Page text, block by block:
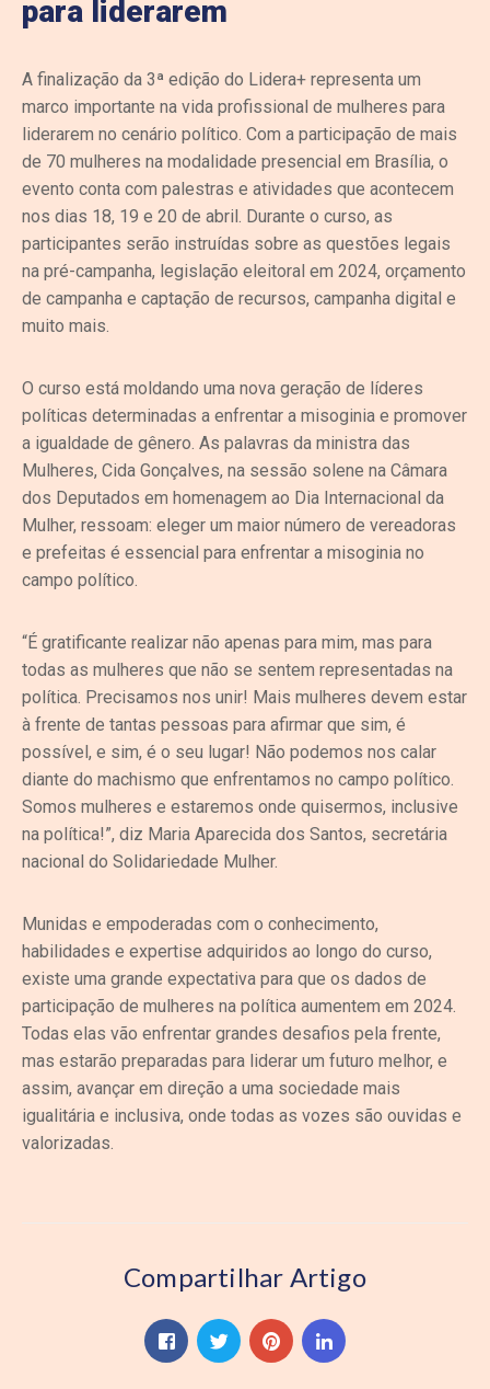
para liderarem
A finalização da 3ª edição do Lidera+ representa um
marco importante na vida profissional de mulheres para
liderarem no cenário político. Com a participação de mais
de 70 mulheres na modalidade presencial em Brasília, o
evento conta com palestras e atividades que acontecem
nos dias 18, 19 e 20 de abril. Durante o curso, as
participantes serão instruídas sobre as questões legais
na pré-campanha, legislação eleitoral em 2024, orçamento
de campanha e captação de recursos, campanha digital e
muito mais.
O curso está moldando uma nova geração de líderes
políticas determinadas a enfrentar a misoginia e promover
a igualdade de gênero. As palavras da ministra das
Mulheres, Cida Gonçalves, na sessão solene na Câmara
dos Deputados em homenagem ao Dia Internacional da
Mulher, ressoam: eleger um maior número de vereadoras
e prefeitas é essencial para enfrentar a misoginia no
campo político.
“É gratificante realizar não apenas para mim, mas para
todas as mulheres que não se sentem representadas na
política. Precisamos nos unir! Mais mulheres devem estar
à frente de tantas pessoas para afirmar que sim, é
possível, e sim, é o seu lugar! Não podemos nos calar
diante do machismo que enfrentamos no campo político.
Somos mulheres e estaremos onde quisermos, inclusive
na política!”, diz Maria Aparecida dos Santos, secretária
nacional do Solidariedade Mulher.
Munidas e empoderadas com o conhecimento,
habilidades e expertise adquiridos ao longo do curso,
existe uma grande expectativa para que os dados de
participação de mulheres na política aumentem em 2024.
Todas elas vão enfrentar grandes desafios pela frente,
mas estarão preparadas para liderar um futuro melhor, e
assim, avançar em direção a uma sociedade mais
igualitária e inclusiva, onde todas as vozes são ouvidas e
valorizadas.
Compartilhar Artigo